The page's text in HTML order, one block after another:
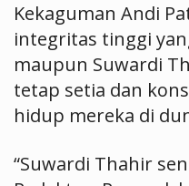
Kekaguman Andi
integritas tinggi
maupun Suwardi
tetap setia dan
hidup mereka di
“Suwardi Thahir